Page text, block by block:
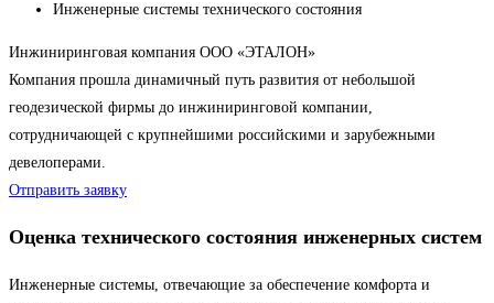
Инженерные системы технического состояния
Инжиниринговая компания ООО «ЭТАЛОН»
Компания прошла динамичный путь развития от небольшой
геодезической фирмы до инжиниринговой компании,
сотрудничающей с крупнейшими российскими и зарубежными
девелоперами.
Отправить заявку
Оценка технического состояния инженерных систем
Инженерные системы, отвечающие за обеспечение комфорта и